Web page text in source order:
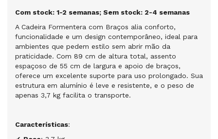
Com stock: 1-2 semanas; Sem stock: 2-4 semanas
A Cadeira Formentera com Braços alia conforto,
funcionalidade e um design contemporâneo, ideal para
ambientes que pedem estilo sem abrir mão da
praticidade. Com 89 cm de altura total, assento
espaçoso de 55 cm de largura e apoio de braços,
oferece um excelente suporte para uso prolongado. Sua
estrutura em alumínio é leve e resistente, e o peso de
apenas 3,7 kg facilita o transporte.
Características: